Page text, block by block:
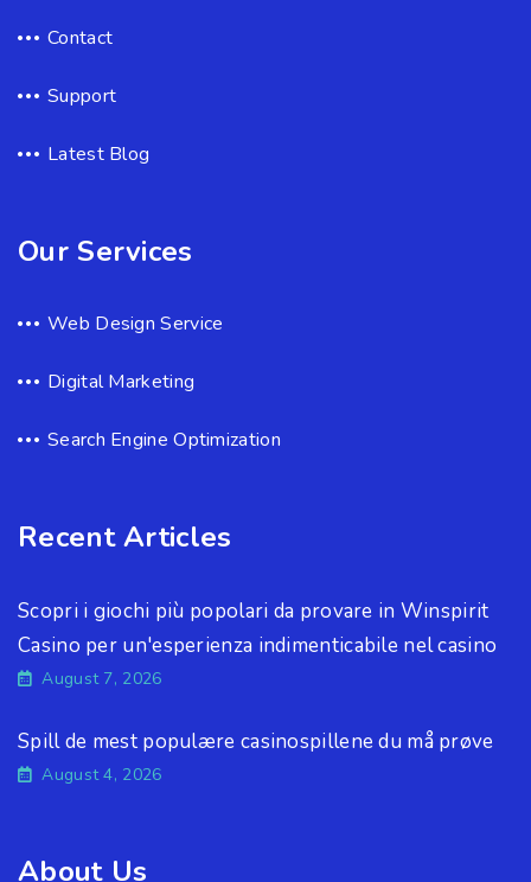
Contact
Support
Latest Blog
Our Services
Web Design Service
Digital Marketing
Search Engine Optimization
Recent Articles
Scopri i giochi più popolari da provare in Winspirit
Casino per un'esperienza indimenticabile nel casino
August 7, 2026
Spill de mest populære casinospillene du må prøve
August 4, 2026
About Us